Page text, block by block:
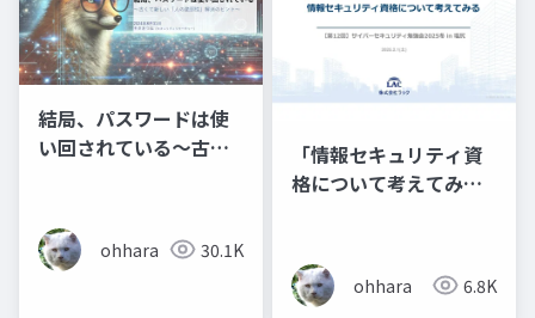
結局、パスワードは使
い回されている～古く
ohhara 30.1K
「情報セキュリティ資
格について考えてみ
ohhara 6.8K